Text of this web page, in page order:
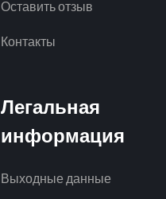
Оставить отзыв
Контакты
Легальная
информация
Выходные данные